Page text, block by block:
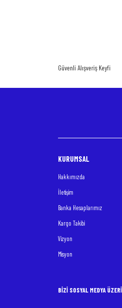
Ürün bilgilerinde
Ürün fiyatı diğer
Güvenli Alışveriş Keyfi
KURUMSAL
Hakkımızda
İletişim
Banka Hesaplarımız
Kargo Takibi
Vizyon
Misyon
BİZİ SOSYAL MEDYA